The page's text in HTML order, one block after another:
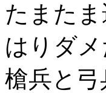
たまた
はりダメ
槍兵と